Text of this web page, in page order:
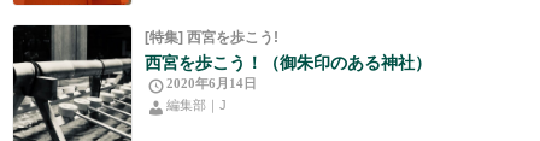
[特集] 西宮を歩こう!
西宮を歩こう！（御朱印のある神社）
2020年6月14日
編集部｜J